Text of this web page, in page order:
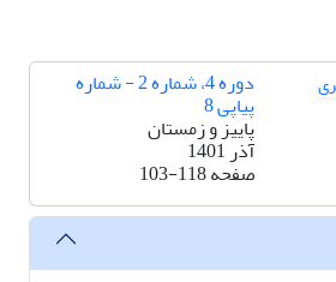
دوره 4، شماره 2 - شماره
پیاپی 8
پاییز و زمستان
آذر 1401
صفحه103-118